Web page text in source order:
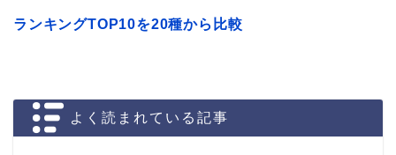
ランキングTOP10を20種から比較
よく読まれている記事